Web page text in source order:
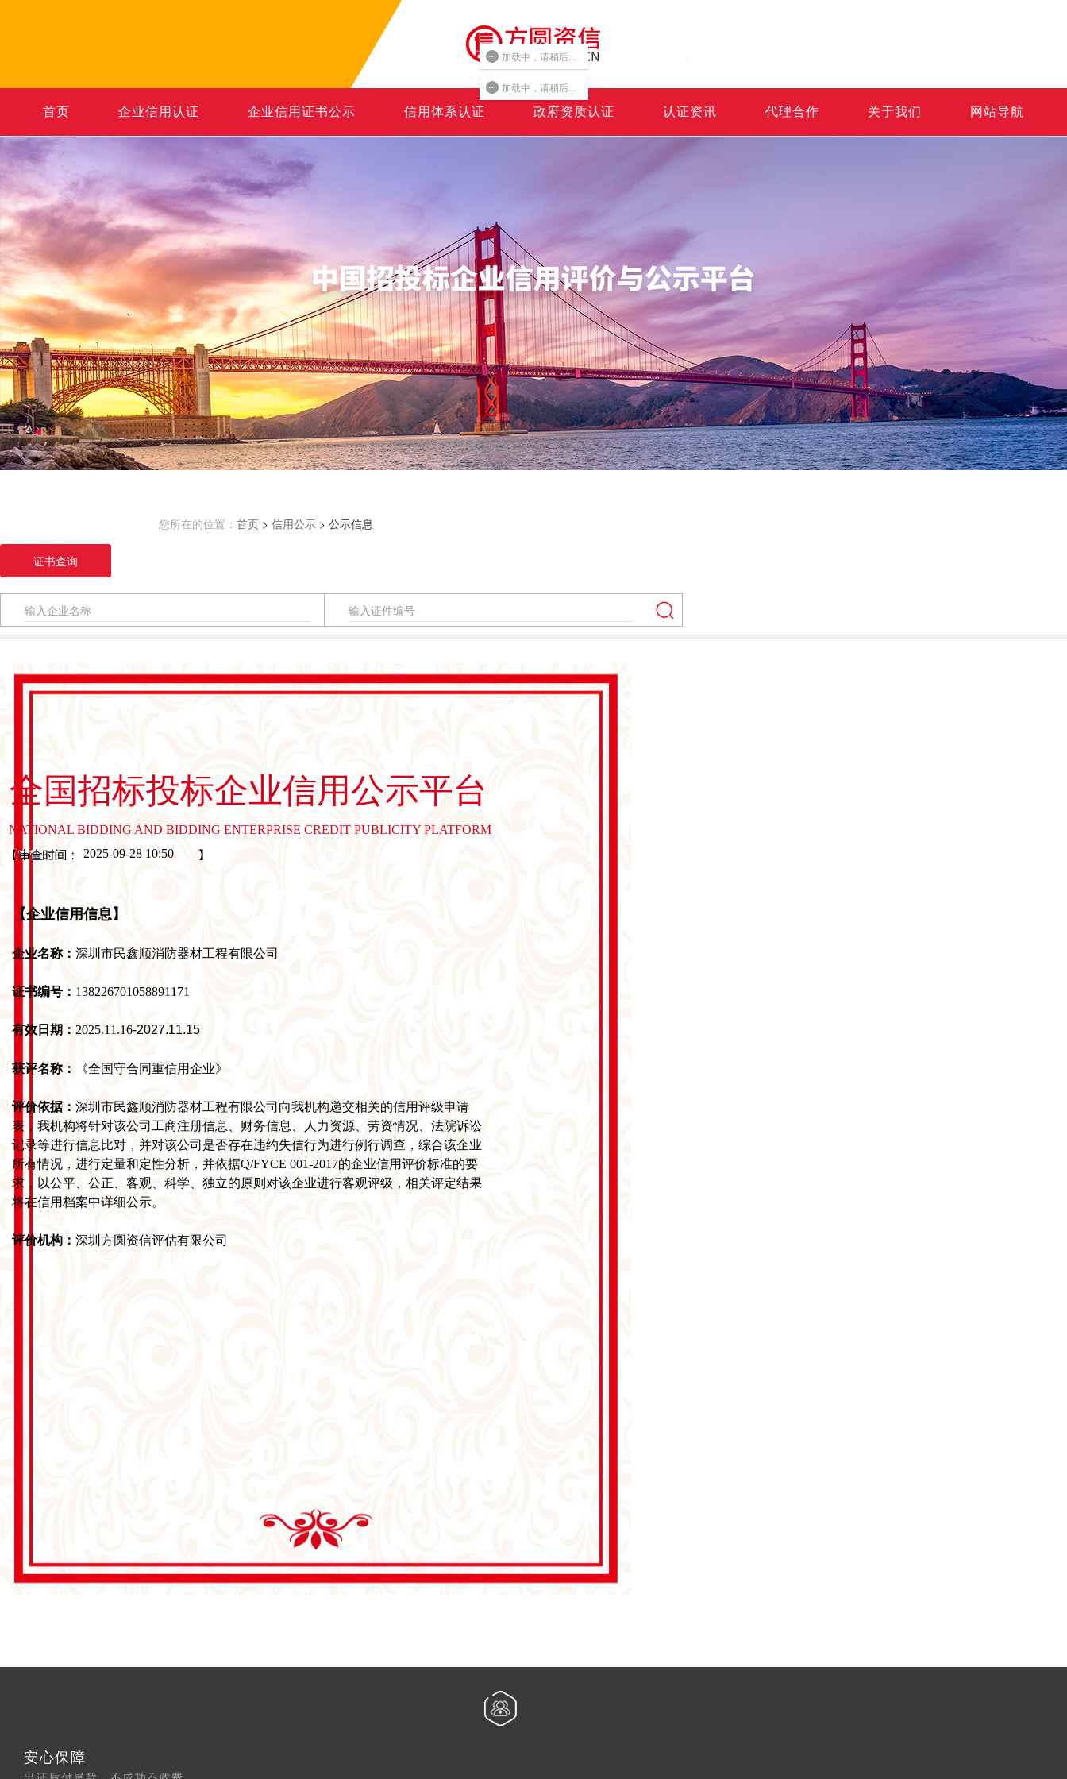
首页 企业信用认证 企业信用证书公示 信用体系认证 政府资质认证 认证资讯 代理合作 关于我们 网站导航
您所在的位置： 首页 > 信用公示 > 公示信息
证书查询
搜索
全国招标投标企业信用公示平台
NATIONAL BIDDING AND BIDDING ENTERPRISE CREDIT PUBLICITY PLATFORM
2025-09-28 10:50
【企业信用信息】
企业名称： 深圳市民鑫顺消防器材工程有限公司
证书编号： 138226701058891171
有效日期： 2025.11.16-2027.11.15
获评名称： 《全国守合同重信用企业》
评价依据： 深圳市民鑫顺消防器材工程有限公司向我机构递交相关的信用评级申请
表，我机构将针对该公司工商注册信息、财务信息、人力资源、劳资情况、法院诉讼
记录等进行信息比对，并对该公司是否存在违约失信行为进行例行调查，综合该企业
所有情况，进行定量和定性分析，并依据Q/FYCE 001-2017的企业信用评价标准的要
求，以公平、公正、客观、科学、独立的原则对该企业进行客观评级，相关评定结果
将在信用档案中详细公示。
评价机构： 深圳方圆资信评估有限公司
安心保障
加载中，请稍后...
加载中，请稍后...